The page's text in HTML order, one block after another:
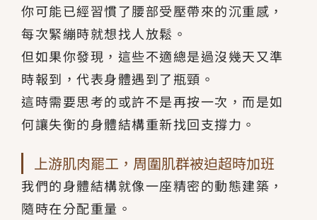
你可能已經習慣了腰部受壓帶來的沉重感，
每次緊繃時就想找人放鬆。
但如果你發現，這些不適總是過沒幾天又準
時報到，代表身體遇到了瓶頸。
這時需要思考的或許不是再按一次，而是如
何讓失衡的身體結構重新找回支撐力。
上游肌肉罷工，周圍肌群被迫超時加班
我們的身體結構就像一座精密的動態建築，
隨時在分配重量。